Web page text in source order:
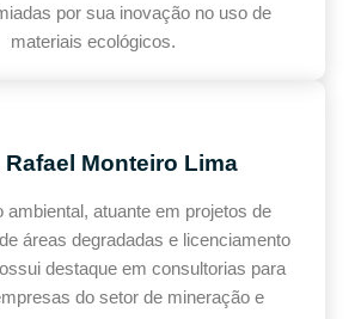
por sua inovação no uso de
materiais ecológicos.
Rafael Monteiro Lima
ambiental, atuante em projetos de
áreas degradadas e licenciamento
destaque em consultorias para
do setor de mineração e